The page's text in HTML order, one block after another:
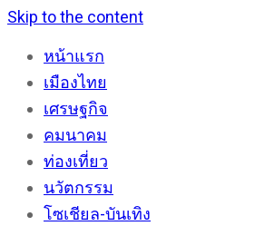
Skip to the content
หน้าแรก
เมืองไทย
เศรษฐกิจ
คมนาคม
ท่องเที่ยว
นวัตกรรม
โซเชียล-บันเทิง